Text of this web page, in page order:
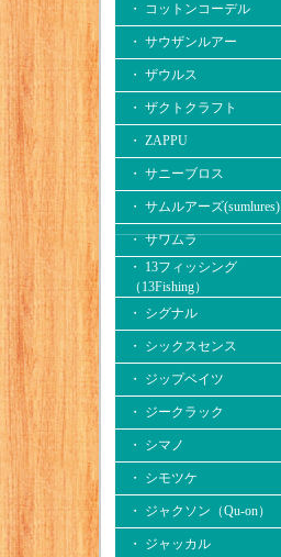
・ コットンコーデル
・ サウザンルアー
・ ザウルス
・ ザクトクラフト
・ ZAPPU
・ サニーブロス
・ サムルアーズ(sumlures)
・ サワムラ
・ 13フィッシング
（13Fishing）
・ シグナル
・ シックスセンス
・ ジップベイツ
・ ジークラック
・ シマノ
・ シモツケ
・ ジャクソン（Qu-on）
・ ジャッカル